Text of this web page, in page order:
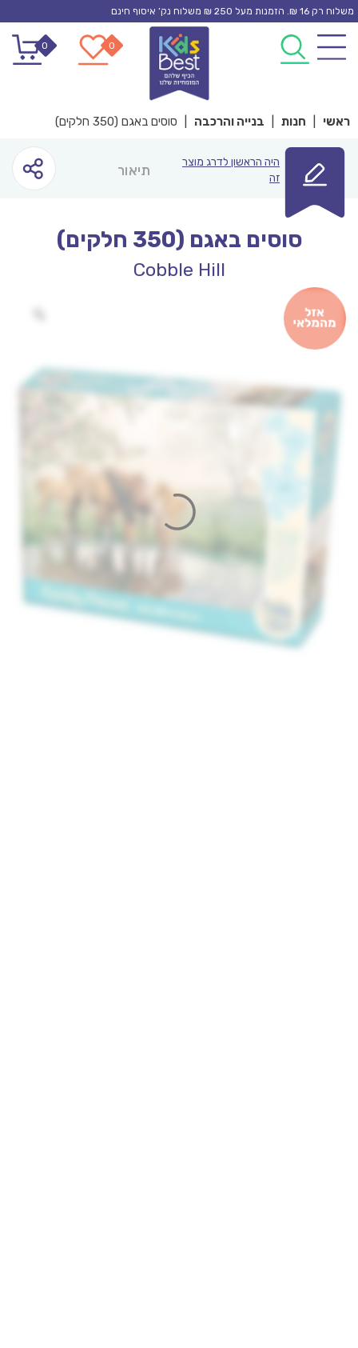
Skip
content
משלוח רק 16 ₪. הזמנות מעל 250 ₪ משלוח נק’ איסוף חינם
0
0
ראשי חנות בנייה והרכבה סוסים באגם (350 חלקים)
היה הראשון לדרג מוצר
זה
תיאור
סוסים באגם (350 חלקים)
Cobble Hill